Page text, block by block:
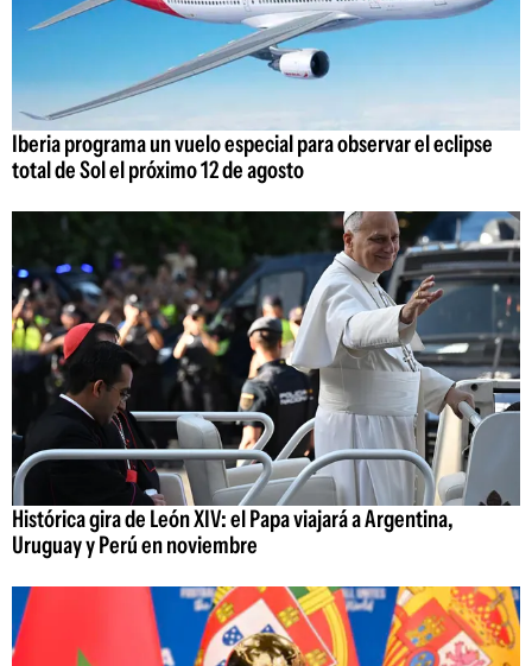
Iberia programa un vuelo especial para observar el eclipse
total de Sol el próximo 12 de agosto
Histórica gira de León XIV: el Papa viajará a Argentina,
Uruguay y Perú en noviembre